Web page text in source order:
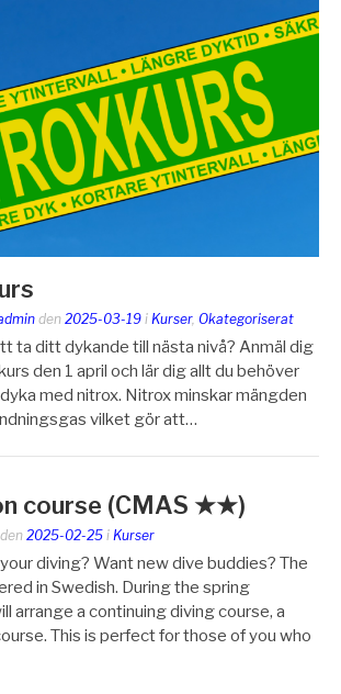
den 2025-03-19 i Kurser, Okategoriserat
ta ditt dykande till nästa nivå? Anmäl dig
den 1 april och lär dig allt du behöver
med nitrox. Nitrox minskar mängden
vilket gör att…
course (CMAS ★★)
den 2025-02-25 i Kurser
diving? Want new dive buddies? The
in Swedish. During the spring
arrange a continuing diving course, a
This is perfect for those of you who